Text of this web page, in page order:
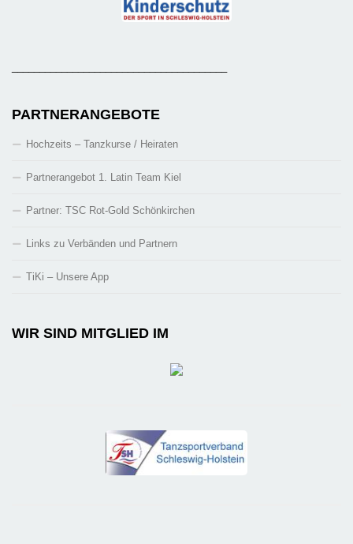
PARTNERANGEBOTE
Hochzeits – Tanzkurse / Heiraten
Partnerangebot 1. Latin Team Kiel
Partner: TSC Rot-Gold Schönkirchen
Links zu Verbänden und Partnern
TiKi – Unsere App
WIR SIND MITGLIED IM